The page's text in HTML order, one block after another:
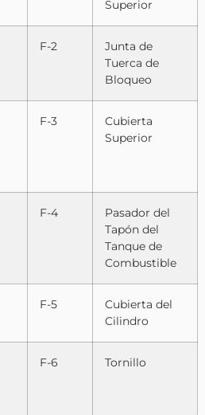
Superior
F-2
Junta de
Tuerca de
Bloqueo
F-3
Cubierta
Superior
F-4
Pasador del
Tapón del
Tanque de
Combustible
F-5
Cubierta del
Cilindro
F-6 Tornillo